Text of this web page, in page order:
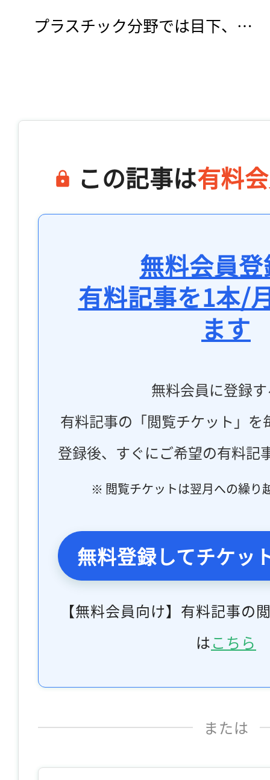
プラスチック分野では目下、…
この記事は有料
無料会員
有料記事を1本/
ます
無料会員に登録
有料記事の「閲覧チケット」
登録後、すぐにご希望の有料記
※ 閲覧チケットは翌月への繰り
無料登録してチケッ
【無料会員向け】有料記事の
はこちら
または